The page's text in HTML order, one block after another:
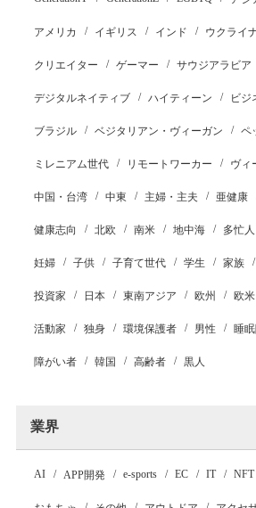
アメリカ イギリス インド ウクライ
クリエイター ゲーマー サウジアラビア
デジタルネイティブ ハイティーン ビジ
ブラジル ベジタリアン・ヴィーガン ペ
ミレニアム世代 リモートワーカー ヴィ
中国・台湾 中東 主婦・主夫 亜健康
健康志向 北欧 南米 地中海 多忙人
妊婦 子供 子育て世代 学生 家族
投資家 日本 東南アジア 欧州 欧米
活動家 独身 環境保護者 男性 睡
障がい者 韓国 高齢者 黒人
業界
AI APP開発 e-sports EC IT NFT